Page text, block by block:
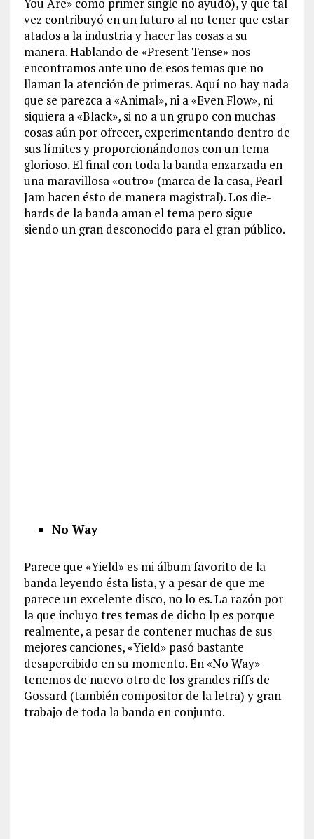
vez contribuyó en un futuro al no tener que estar
atados a la industria y hacer las cosas a su
manera. Hablando de «Present Tense» nos
encontramos ante uno de esos temas que no
llaman la atención de primeras. Aquí no hay nada
que se parezca a «Animal», ni a «Even Flow», ni
siquiera a «Black», si no a un grupo con muchas
cosas aún por ofrecer, experimentando dentro de
sus límites y proporcionándonos con un tema
glorioso. El final con toda la banda enzarzada en
una maravillosa «outro» (marca de la casa, Pearl
Jam hacen ésto de manera magistral). Los die-
hards de la banda aman el tema pero sigue
siendo un gran desconocido para el gran público.
No Way
Parece que «Yield» es mi álbum favorito de la
banda leyendo ésta lista, y a pesar de que me
parece un excelente disco, no lo es. La razón por
la que incluyo tres temas de dicho lp es porque
realmente, a pesar de contener muchas de sus
mejores canciones, «Yield» pasó bastante
desapercibido en su momento. En «No Way»
tenemos de nuevo otro de los grandes riffs de
Gossard (también compositor de la letra) y gran
trabajo de toda la banda en conjunto.